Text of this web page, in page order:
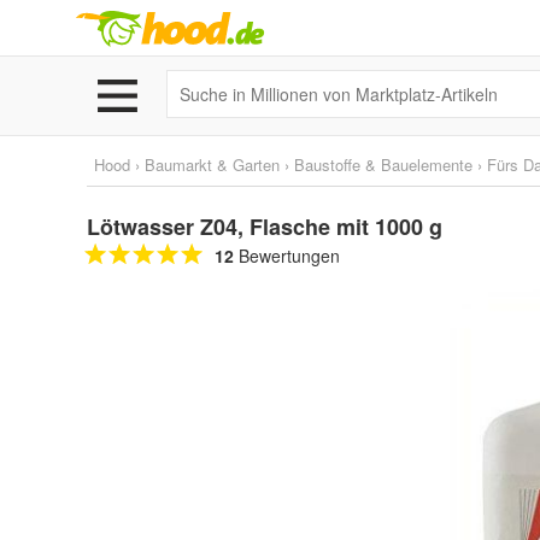
Hood › Baumarkt & Garten › Baustoffe & Bauelemente › Fürs
Lötwasser Z04, Flasche mit 1000 g
12 Bewertungen